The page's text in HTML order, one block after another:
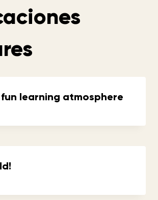
learning atmosphere